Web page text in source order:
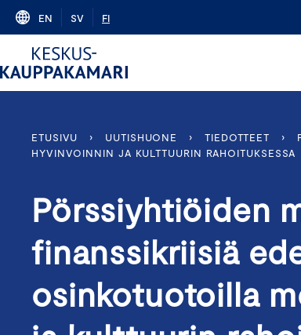
Skip
content
EN SV FI
ETUSIVU › UUTISHUONE › TIEDOTTEET ›
HYVINVOINNIN JA KULTTUURIN RAHOITUKSESSA
Pörssiyhtiöiden
finanssikriisiä
osinkotuotoilla